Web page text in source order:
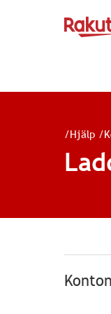
/Hjälp /
Konton